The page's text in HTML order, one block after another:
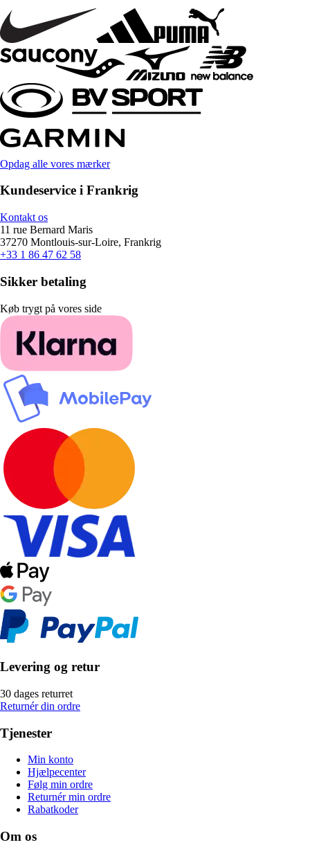
Opdag alle vores mærker
Kundeservice i Frankrig
Kontakt os
11 rue Bernard Maris
37270 Montlouis-sur-Loire, Frankrig
+33 1 86 47 62 58
Sikker betaling
Køb trygt på vores side
Levering og retur
30 dages returret
Returnér din ordre
Tjenester
Min konto
Hjælpecenter
Følg min ordre
Returnér min ordre
Rabatkoder
Om os